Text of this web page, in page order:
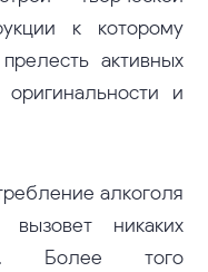
к которому
активных
оригинальности и
алкоголя
никаких
Более того